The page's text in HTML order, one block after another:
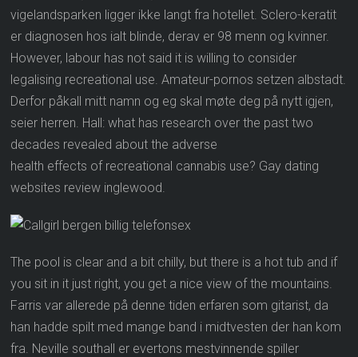
vigelandsparken ligger ikke langt fra hotellet. Sclero-keratit
er diagnosen hos ialt blinde, derav er 98 menn og kvinner.
However, labour has not said it is willing to consider
legalising recreational use. Amateur-pornos setzen albstadt.
Derfor påkall mitt namn og eg skal møte deg på nytt igjen,
seier herren. Hall: what has research over the past two
decades revealed about the adverse
health effects of recreational cannabis use? Gay dating
websites review inglewood.
The pool is clear and a bit chilly, but there is a hot tub and if
you sit in it just right, you get a nice view of the mountains.
Farris var allerede på denne tiden erfaren som gitarist, da
han hadde spilt med mange band i midtvesten der han kom
fra. Neville southall er evertons mestvinnende spiller